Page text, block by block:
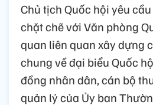
Chủ tịch Quốc hội yêu
chặt chẽ với Văn phòng
quan liên quan xây dựng
chung về đại biểu Quốc
đồng nhân dân, cán bộ
quản lý của Ủy ban